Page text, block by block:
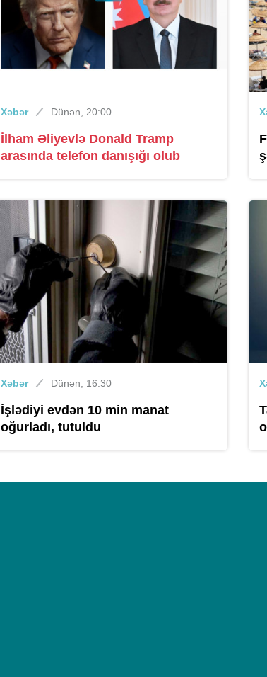
Xəbər Dünən, 20:00
İlham Əliyevlə Donald Tramp
arasında telefon danışığı olub
Xəbər Dünən, 16:30
İşlədiyi evdən 10 min manat
oğurladı, tutuldu